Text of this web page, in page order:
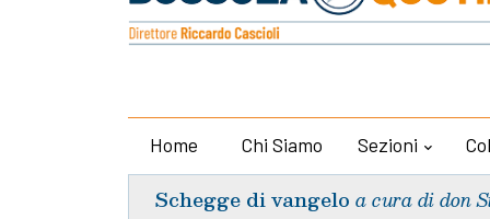
Home Chi Siamo Sezioni
Schegge di vangelo a cura di don